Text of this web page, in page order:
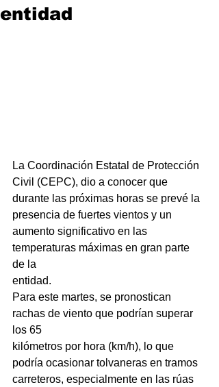
entidad
La Coordinación Estatal de Protección
Civil (CEPC), dio a conocer que
durante las próximas horas se prevé la
presencia de fuertes vientos y un
aumento significativo en las
temperaturas máximas en gran parte
de la
entidad.
Para este martes, se pronostican
rachas de viento que podrían superar
los 65
kilómetros por hora (km/h), lo que
podría ocasionar tolvaneras en tramos
carreteros, especialmente en las rúas